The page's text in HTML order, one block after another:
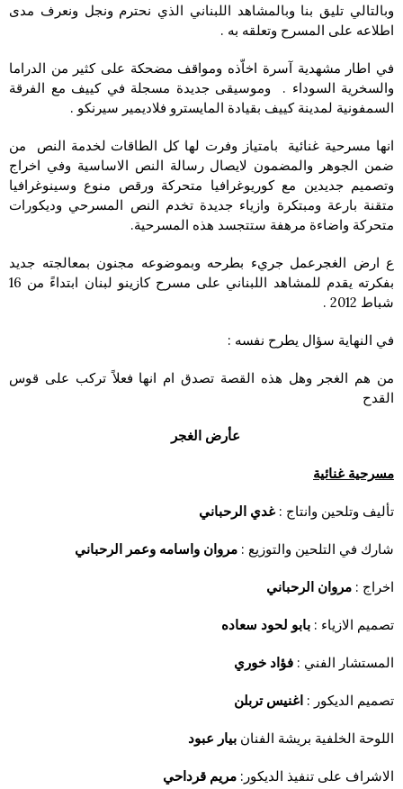
وبالتالي تليق بنا وبالمشاهد اللبناني الذي نحترم ونجل ونعرف مدى
اطلاعه على المسرح وتعلقه به .
في اطار مشهدية آسرة اخاّذه ومواقف مضحكة على كثير من الدراما
والسخرية السوداء . وموسيقى جديدة مسجلة في كييف مع الفرقة
السمفونية لمدينة كييف بقيادة المايسترو فلاديمير سيرنكو .
انها مسرحية غنائية بامتياز وفرت لها كل الطاقات لخدمة النص من
ضمن الجوهر والمضمون لايصال رسالة النص الاساسية وفي اخراج
وتصميم جديدين مع كوريوغرافيا متحركة ورقص منوع وسينوغرافيا
متقنة بارعة ومبتكرة وازياء جديدة تخدم النص المسرحي وديكورات
متحركة واضاءة مرهفة ستتجسد هذه المسرحية.
ع ارض الغجرعمل جريء بطرحه وبموضوعه مجنون بمعالجته جديد
بفكرته يقدم للمشاهد اللبناني على مسرح كازينو لبنان ابتداءً من 16
شباط 2012 .
في النهاية سؤال يطرح نفسه :
من هم الغجر وهل هذه القصة تصدق ام انها فعلاً تركب على قوس
القدح
عأرض الغجر
مسرحية غنائية
تأليف وتلحين وانتاج : غدي الرحباني
شارك في التلحين والتوزيع : مروان واسامه وعمر الرحباني
اخراج : مروان الرحباني
تصميم الازياء : بابو لحود سعاده
المستشار الفني : فؤاد خوري
تصميم الديكور : اغنيس تربلن
اللوحة الخلفية بريشة الفنان بيار عبود
الاشراف على تنفيذ الديكور: مريم قرداحي